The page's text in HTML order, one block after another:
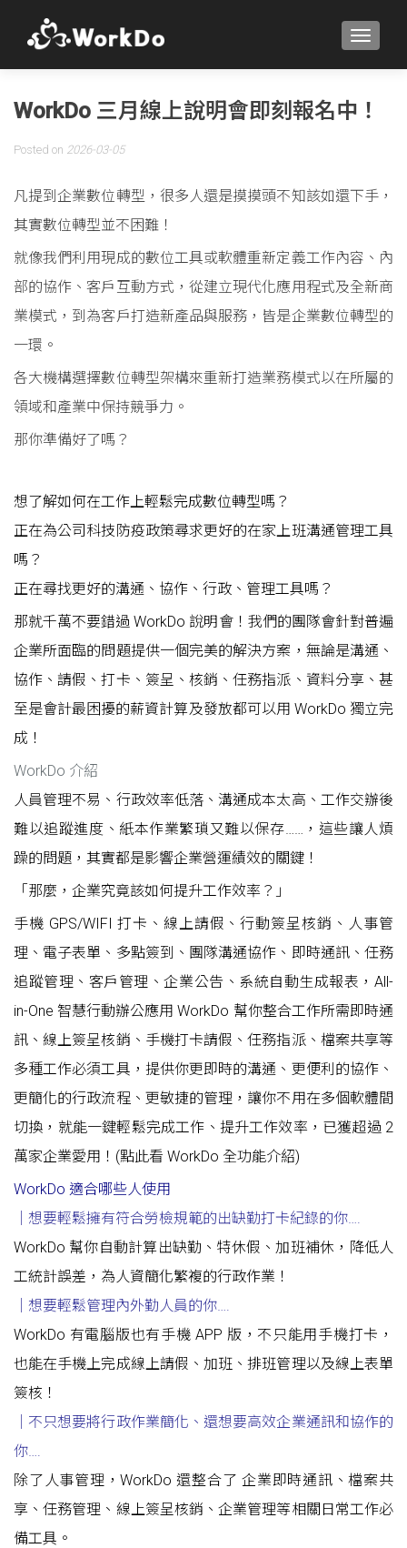
WorkDo 三月線上說明會即刻報名中！
Posted on 2026-03-05
凡提到企業數位轉型，很多人還是摸摸頭不知該如還下手，
其實數位轉型並不困難！
就像我們利用現成的數位工具或軟體重新定義工作內容、內
部的協作、客戶互動方式，從建立現代化應用程式及全新商
業模式，到為客戶打造新產品與服務，皆是企業數位轉型的
一環。
各大機構選擇數位轉型架構來重新打造業務模式以在所屬的
領域和產業中保持競爭力。
那你準備好了嗎？
想了解如何在工作上輕鬆完成數位轉型嗎？
正在為公司科技防疫政策尋求更好的在家上班溝通管理工具
嗎？
正在尋找更好的溝通、協作、行政、管理工具嗎？
那就千萬不要錯過 WorkDo 說明會！我們的團隊會針對普遍
企業所面臨的問題提供一個完美的解決方案，無論是溝通、
協作、請假、打卡、簽呈、核銷、任務指派、資料分享、甚
至是會計最困擾的薪資計算及發放都可以用 WorkDo 獨立完
成！
WorkDo 介紹
人員管理不易、行政效率低落、溝通成本太高、工作交辦後
難以追蹤進度、紙本作業繁瑣又難以保存……，這些讓人煩
躁的問題，其實都是影響企業營運績效的關鍵！
「那麼，企業究竟該如何提升工作效率？」
手機 GPS/WIFI 打卡、線上請假、行動簽呈核銷、人事管
理、電子表單、多點簽到、團隊溝通協作、即時通訊、任務
追蹤管理、客戶管理、企業公告、系統自動生成報表，All-
in-One 智慧行動辦公應用 WorkDo 幫你整合工作所需即時通
訊、線上簽呈核銷、手機打卡請假、任務指派、檔案共享等
多種工作必須工具，提供你更即時的溝通、更便利的協作、
更簡化的行政流程、更敏捷的管理，讓你不用在多個軟體間
切換，就能一鍵輕鬆完成工作、提升工作效率，已獲超過 2
萬家企業愛用！(點此看 WorkDo 全功能介紹)
WorkDo 適合哪些人使用
｜想要輕鬆擁有符合勞檢規範的出缺勤打卡紀錄的你….
WorkDo 幫你自動計算出缺勤、特休假、加班補休，降低人
工統計誤差，為人資簡化繁複的行政作業！
｜想要輕鬆管理內外勤人員的你….
WorkDo 有電腦版也有手機 APP 版，不只能用手機打卡，
也能在手機上完成線上請假、加班、排班管理以及線上表單
簽核！
｜不只想要將行政作業簡化 、還想要高效企業通訊和協作的
你….
除了人事管理，WorkDo 還整合了 企業即時通訊、檔案共
享、任務管理、線上簽呈核銷、企業管理等相關日常工作必
備工具。